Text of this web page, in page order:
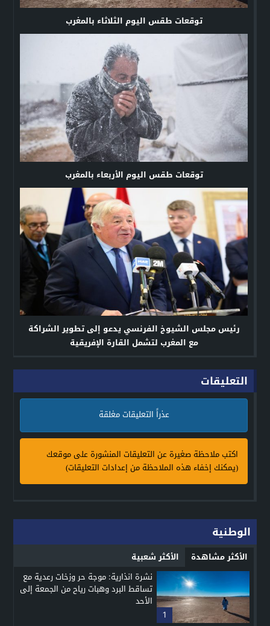
توقعات طقس اليوم الثلاثاء بالمغرب
توقعات طقس اليوم الأربعاء بالمغرب
رئيس مجلس الشيوخ الفرنسي يدعو إلى تطوير الشراكة
مع المغرب لتشمل القارة الإفريقية
التعليقات
عذراً التعليقات مغلقة
اكتب ملاحظة صغيرة عن التعليقات المنشورة على موقعك
(يمكنك إخفاء هذه الملاحظة من إعدادات التعليقات)
الوطنية
الأكثر مشاهدة الأكثر شعبية
1
نشرة انذارية: موجة حر وزخات رعدية مع
تساقط البرد وهبات رياح من الجمعة إلى
الأحد